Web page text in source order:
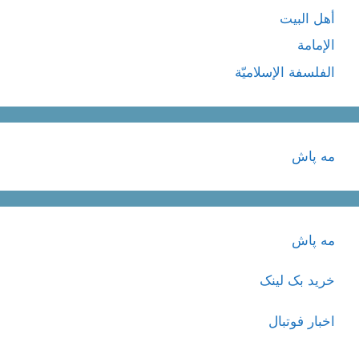
أهل البيت
الإمامة
الفلسفة الإسلاميّة
مه پاش
مه پاش
خرید بک لینک
اخبار فوتبال